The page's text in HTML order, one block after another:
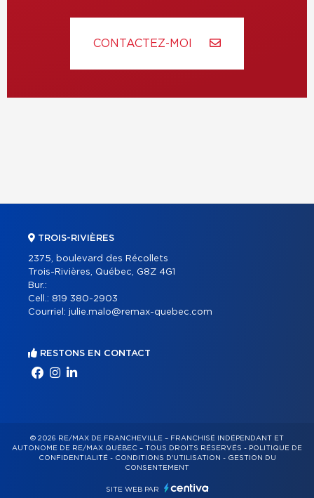
CONTACTEZ-MOI
TROIS-RIVIÈRES
2375, boulevard des Récollets
Trois-Rivières, Québec, G8Z 4G1
Bur.:
Cell.: 819 380-2903
Courriel: julie.malo@remax-quebec.com
RESTONS EN CONTACT
© 2026 RE/MAX DE FRANCHEVILLE – FRANCHISÉ INDÉPENDANT ET
AUTONOME DE RE/MAX QUÉBEC – TOUS DROITS RÉSERVÉS - POLITIQUE DE
CONFIDENTIALITÉ- CONDITIONS D'UTILISATION - GESTION DU
CONSENTEMENT
SITE WEB PAR